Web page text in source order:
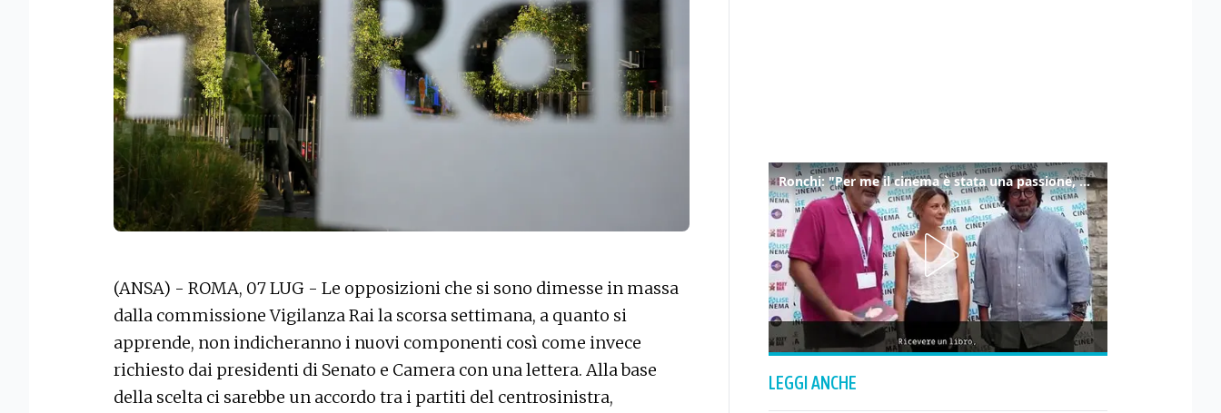
(ANSA) - ROMA, 07 LUG - Le opposizioni che si sono dimesse in massa
dalla commissione Vigilanza Rai la scorsa settimana, a quanto si
apprende, non indicheranno i nuovi componenti così come invece
richiesto dai presidenti di Senato e Camera con una lettera. Alla base
della scelta ci sarebbe un accordo tra i partiti del centrosinistra,
Ronchi: "Per me il cinema è stata una passione, monografia dedicata è un bel regalo"
LEGGI ANCHE